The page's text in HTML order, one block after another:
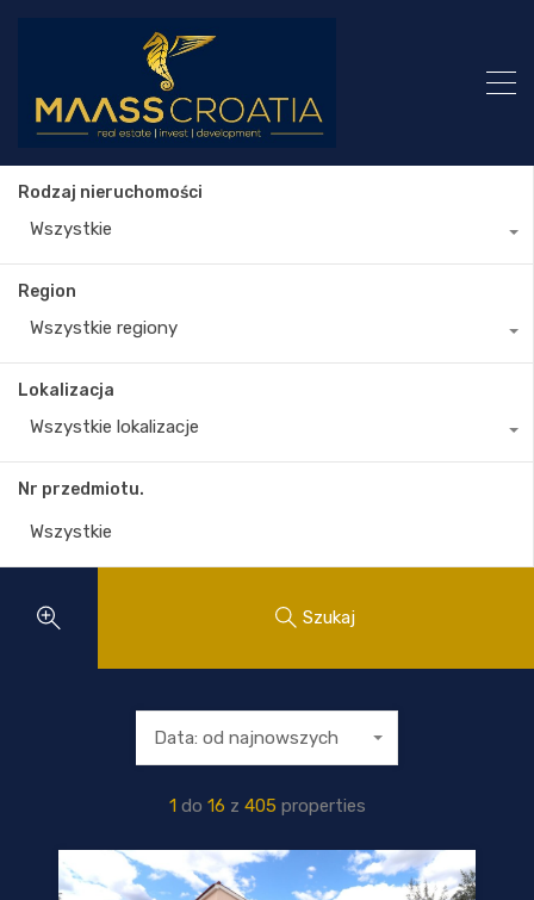
Rodzaj nieruchomości
Wszystkie
Region
Wszystkie regiony
Lokalizacja
Wszystkie lokalizacje
Nr przedmiotu.
Szukaj
1 do 16 z 405 properties
Data: od najnowszych